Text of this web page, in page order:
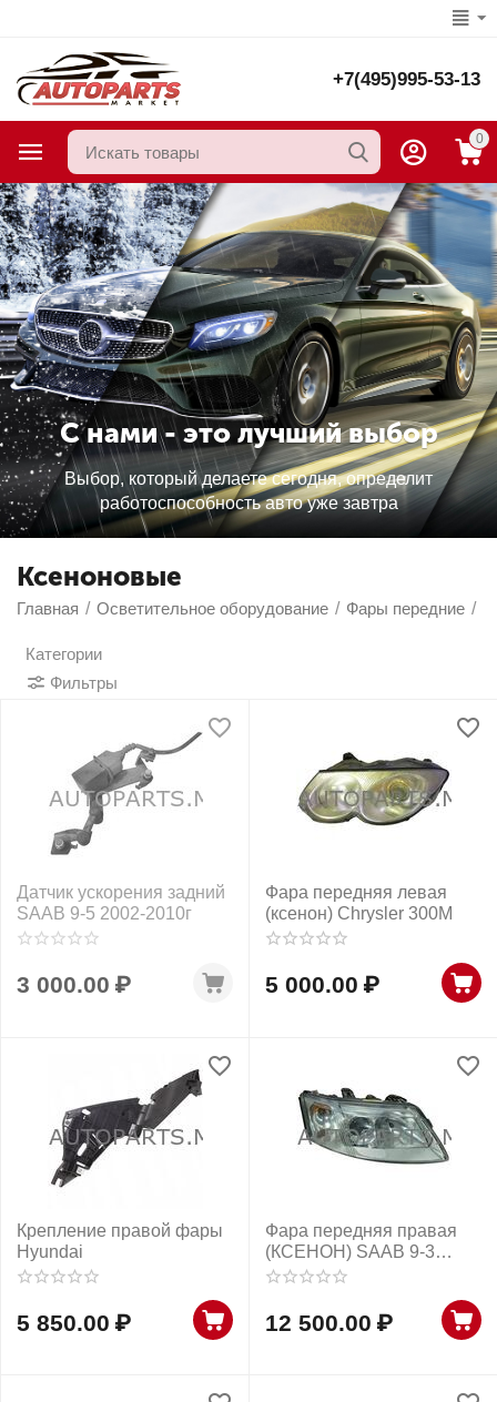
+7(495)995-53-13
0
С нами - это лучший выбор
Выбор, который делаете сегодня, определит
работоспособность авто уже завтра
Ксеноновые
Главная / Осветительное оборудование / Фары передние /
Категории
Фильтры
Датчик ускорения задний
SAAB 9-5 2002-2010г
3 000.00 ₽
Фара передняя левая
(ксенон) Chrysler 300M
5 000.00 ₽
Крепление правой фары
Hyundai
5 850.00 ₽
Фара передняя правая
(КСЕНОН) SAAB 9-3
2003-2007г
12 500.00 ₽